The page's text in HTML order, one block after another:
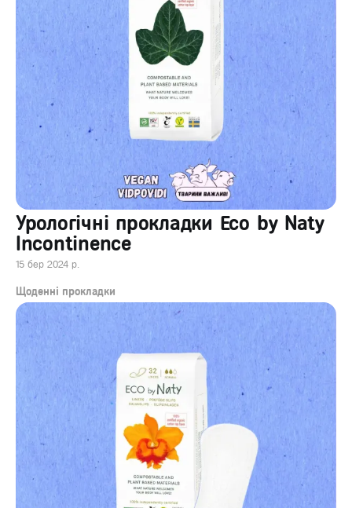
Урологічні прокладки Eco by Naty
Incontinence
15 бер 2024 р.
Щоденні прокладки